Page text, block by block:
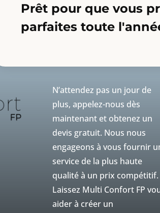
Prêt pour que vous
parfaites toute
N’attendez pas un jour de
plus, appelez-nous dès
maintenant et obtenez un
devis gratuit. Nous nous
engageons à vous fournir
service de la plus haute
qualité à un prix compétitif.
Laissez Multi Confort FP
aider à créer un